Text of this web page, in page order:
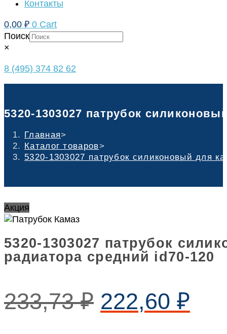
Контакты
0,00 ₽ 0 Cart
Поиск
×
8 (495) 374 82 62
5320-1303027 патрубок
Главная>
Каталог товаров>
5320-1303027 патрубок силиконовый для
Акция
5320-1303027 патрубок
радиатора средний id70-120
233,73₽ 222,60 ₽